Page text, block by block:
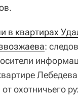
в квартирах
:
охотничьего